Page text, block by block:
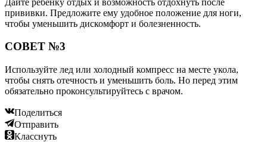
прививки. Предложите ему удобное положение для ноги,
чтобы уменьшить дискомфорт и болезненность.
СОВЕТ №3
Используйте лед или холодный компресс на месте укола,
чтобы снять отечность и уменьшить боль. Но перед этим
обязательно проконсультируйтесь с врачом.
Поделиться
Отправить
Класснуть